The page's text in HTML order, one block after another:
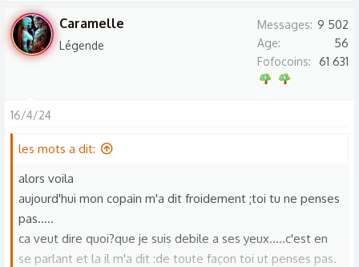
s
r
é
o
s
:
Caramelle
Légende
Messages 9 502
Age
56
Fofocoins
61 631
16/4/24
les mots a dit:
alors voila
aujourd'hui mon copain m'a dit froidement ;toi tu ne penses
pas.....
ca veut dire quoi?que je suis debile a ses yeux.....c'est en
se parlant et la il m'a dit :de toute façon toi ut penses pas.